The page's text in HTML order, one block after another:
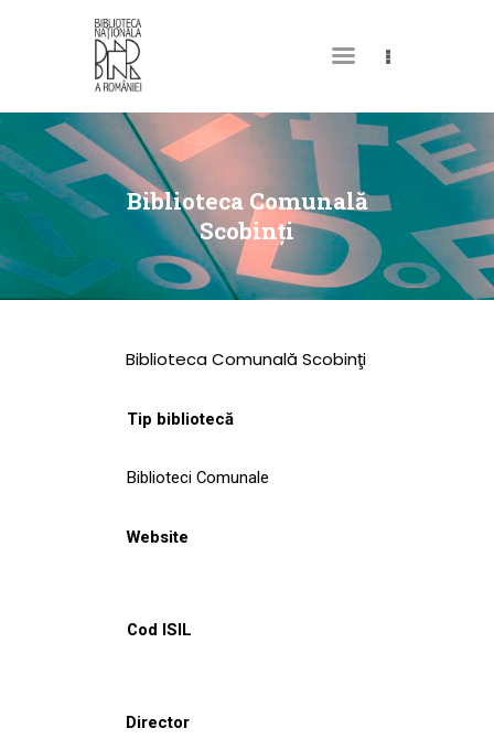
Biblioteca Comunală
Scobinţi
DESPRE NOI
PERMISUL MEU DE
BIBLIOTECĂ
CATALOAGE ȘI
COLECȚII
CULTURALE
NOUTĂȚI
Biblioteca Comunală Scobinţi
Tip bibliotecă
Biblioteci Comunale
Website
Cod ISIL
Director